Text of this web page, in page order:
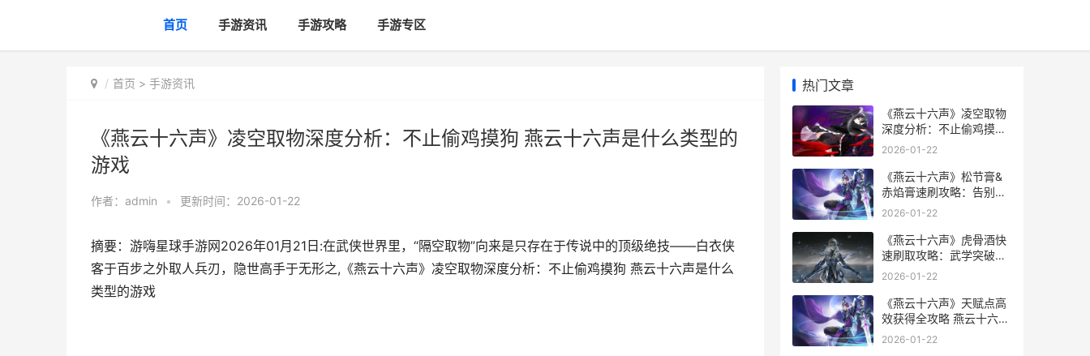
首页 手游资讯 手游攻略 手游专区
首页 > 手游资讯
《燕云十六声》凌空取物深度分析：不止偷鸡摸狗 燕云十六声是什么类型的
游戏
作者： admin • 更新时间：2026-01-22
摘要：游嗨星球手游网2026年01月21日:在武侠世界里，“隔空取物”向来是只存在于传说中的顶级绝技——白衣侠
客于百步之外取人兵刃，隐世高手于无形之,《燕云十六声》凌空取物深度分析：不止偷鸡摸狗 燕云十六声是什么
类型的游戏
热门文章
《燕云十六声》凌空取物
深度分析：不止偷鸡摸狗
燕云十六声是什么类型的
2026-01-22
《燕云十六声》松节膏&
赤焰膏速刷攻略：告别材
料荒 燕云十六声云游戏
2026-01-22
《燕云十六声》虎骨酒快
速刷取攻略：武学突破再
也不卡材料 燕云十六声官
2026-01-22
《燕云十六声》天赋点高
效获得全攻略 燕云十六声
云游戏官网
2026-01-22